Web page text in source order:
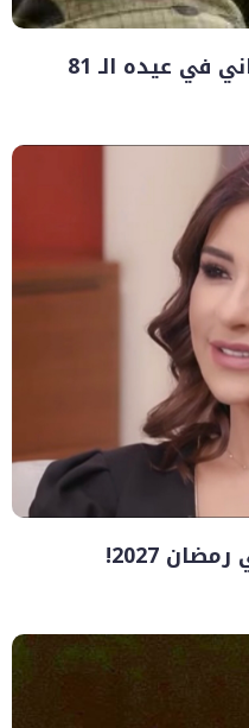
في عيده الـ 81
2027!